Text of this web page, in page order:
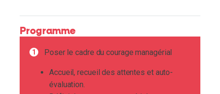
Programme
Poser le cadre du courage managérial
Accueil, recueil des attentes et auto-
évaluation.